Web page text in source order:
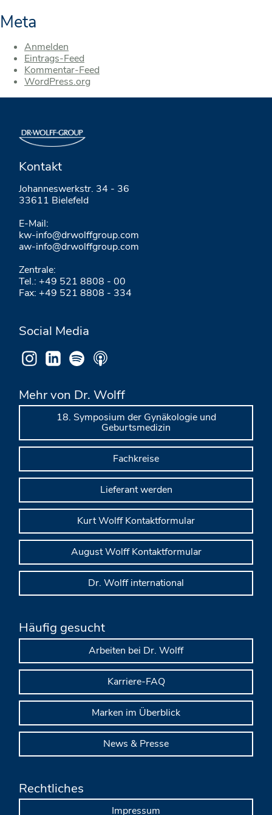
Meta
Anmelden
Eintrags-Feed
Kommentar-Feed
WordPress.org
Kontakt
Johanneswerkstr. 34 - 36
33611 Bielefeld
E-Mail:
kw-info@drwolffgroup.com
aw-info@drwolffgroup.com
Zentrale:
Tel.: +49 521 8808 - 00
Fax: +49 521 8808 - 334
Social Media
Mehr von Dr. Wolff
18. Symposium der Gynäkologie und
Geburtsmedizin
Fachkreise
Lieferant werden
Kurt Wolff Kontaktformular
August Wolff Kontaktformular
Dr. Wolff international
Häufig gesucht
Arbeiten bei Dr. Wolff
Karriere-FAQ
Marken im Überblick
News & Presse
Rechtliches
Impressum